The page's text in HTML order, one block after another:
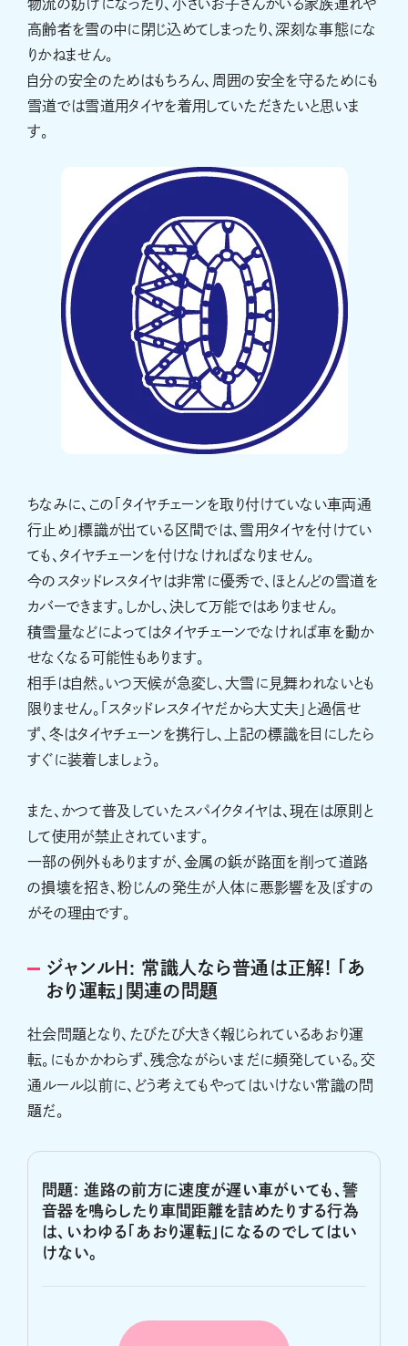
物流の妨げになったり、小さいお子さんがいる家族連れや
高齢者を雪の中に閉じ込めてしまったり、深刻な事態にな
りかねません。
自分の安全のためはもちろん、周囲の安全を守るためにも
雪道では雪道用タイヤを着用していただきたいと思いま
す。
ちなみに、この「タイヤチェーンを取り付けていない車両通
行止め」標識が出ている区間では、雪用タイヤを付けてい
ても、タイヤチェーンを付けなければなりません。
今のスタッドレスタイヤは非常に優秀で、ほとんどの雪道を
カバーできます。しかし、決して万能ではありません。
積雪量などによってはタイヤチェーンでなければ車を動か
せなくなる可能性もあります。
相手は自然。いつ天候が急変し、大雪に見舞われないとも
限りません。「スタッドレスタイヤだから大丈夫」と過信せ
ず、冬はタイヤチェーンを携行し、上記の標識を目にしたら
すぐに装着しましょう。
また、かつて普及していたスパイクタイヤは、現在は原則と
して使用が禁止されています。
一部の例外もありますが、金属の鋲が路面を削って道路
の損壊を招き、粉じんの発生が人体に悪影響を及ぼすの
がその理由です。
ジャンルH: 常識人なら普通は正解! 「あ
おり運転」関連の問題
社会問題となり、たびたび大きく報じられているあおり運
転。にもかかわらず、残念ながらいまだに頻発している。交
通ルール以前に、どう考えてもやってはいけない常識の問
題だ。
問題: 進路の前方に速度が遅い車がいても、警
音器を鳴らしたり車間距離を詰めたりする行為
は、いわゆる「あおり運転」になるのでしてはい
けない。